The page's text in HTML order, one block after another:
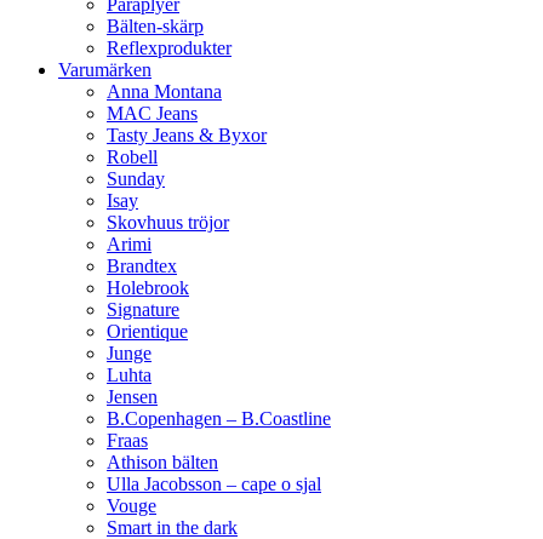
Paraplyer
Bälten-skärp
Reflexprodukter
Varumärken
Anna Montana
MAC Jeans
Tasty Jeans & Byxor
Robell
Sunday
Isay
Skovhuus tröjor
Arimi
Brandtex
Holebrook
Signature
Orientique
Junge
Luhta
Jensen
B.Copenhagen – B.Coastline
Fraas
Athison bälten
Ulla Jacobsson – cape o sjal
Vouge
Smart in the dark